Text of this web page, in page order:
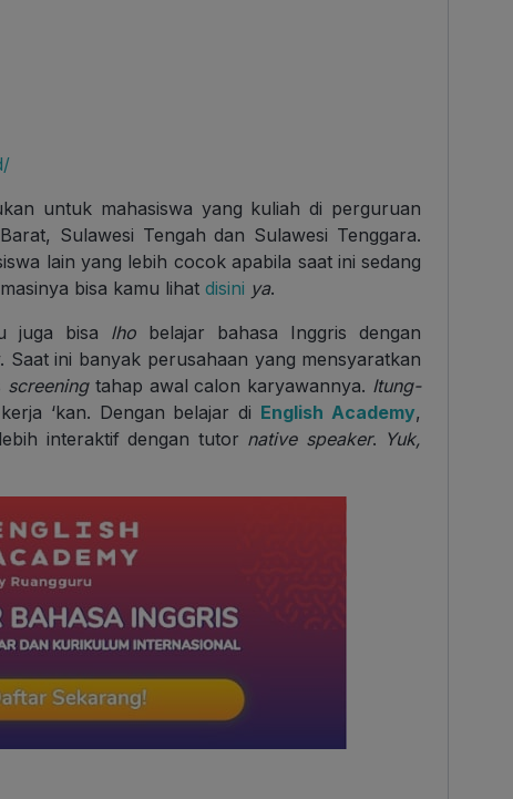
untuk mahasiswa yang kuliah di perguruan
Sulawesi Tengah dan Sulawesi Tenggara.
lain yang lebih cocok apabila saat ini sedang
bisa kamu lihat disini ya.
juga bisa lho belajar bahasa Inggris dengan
. Saat ini banyak perusahaan yang mensyaratkan
screeningtahap awal calon karyawannya. Itung-
‘kan. Dengan belajar di English Academy,
interaktif dengan tutor native speaker. Yuk,